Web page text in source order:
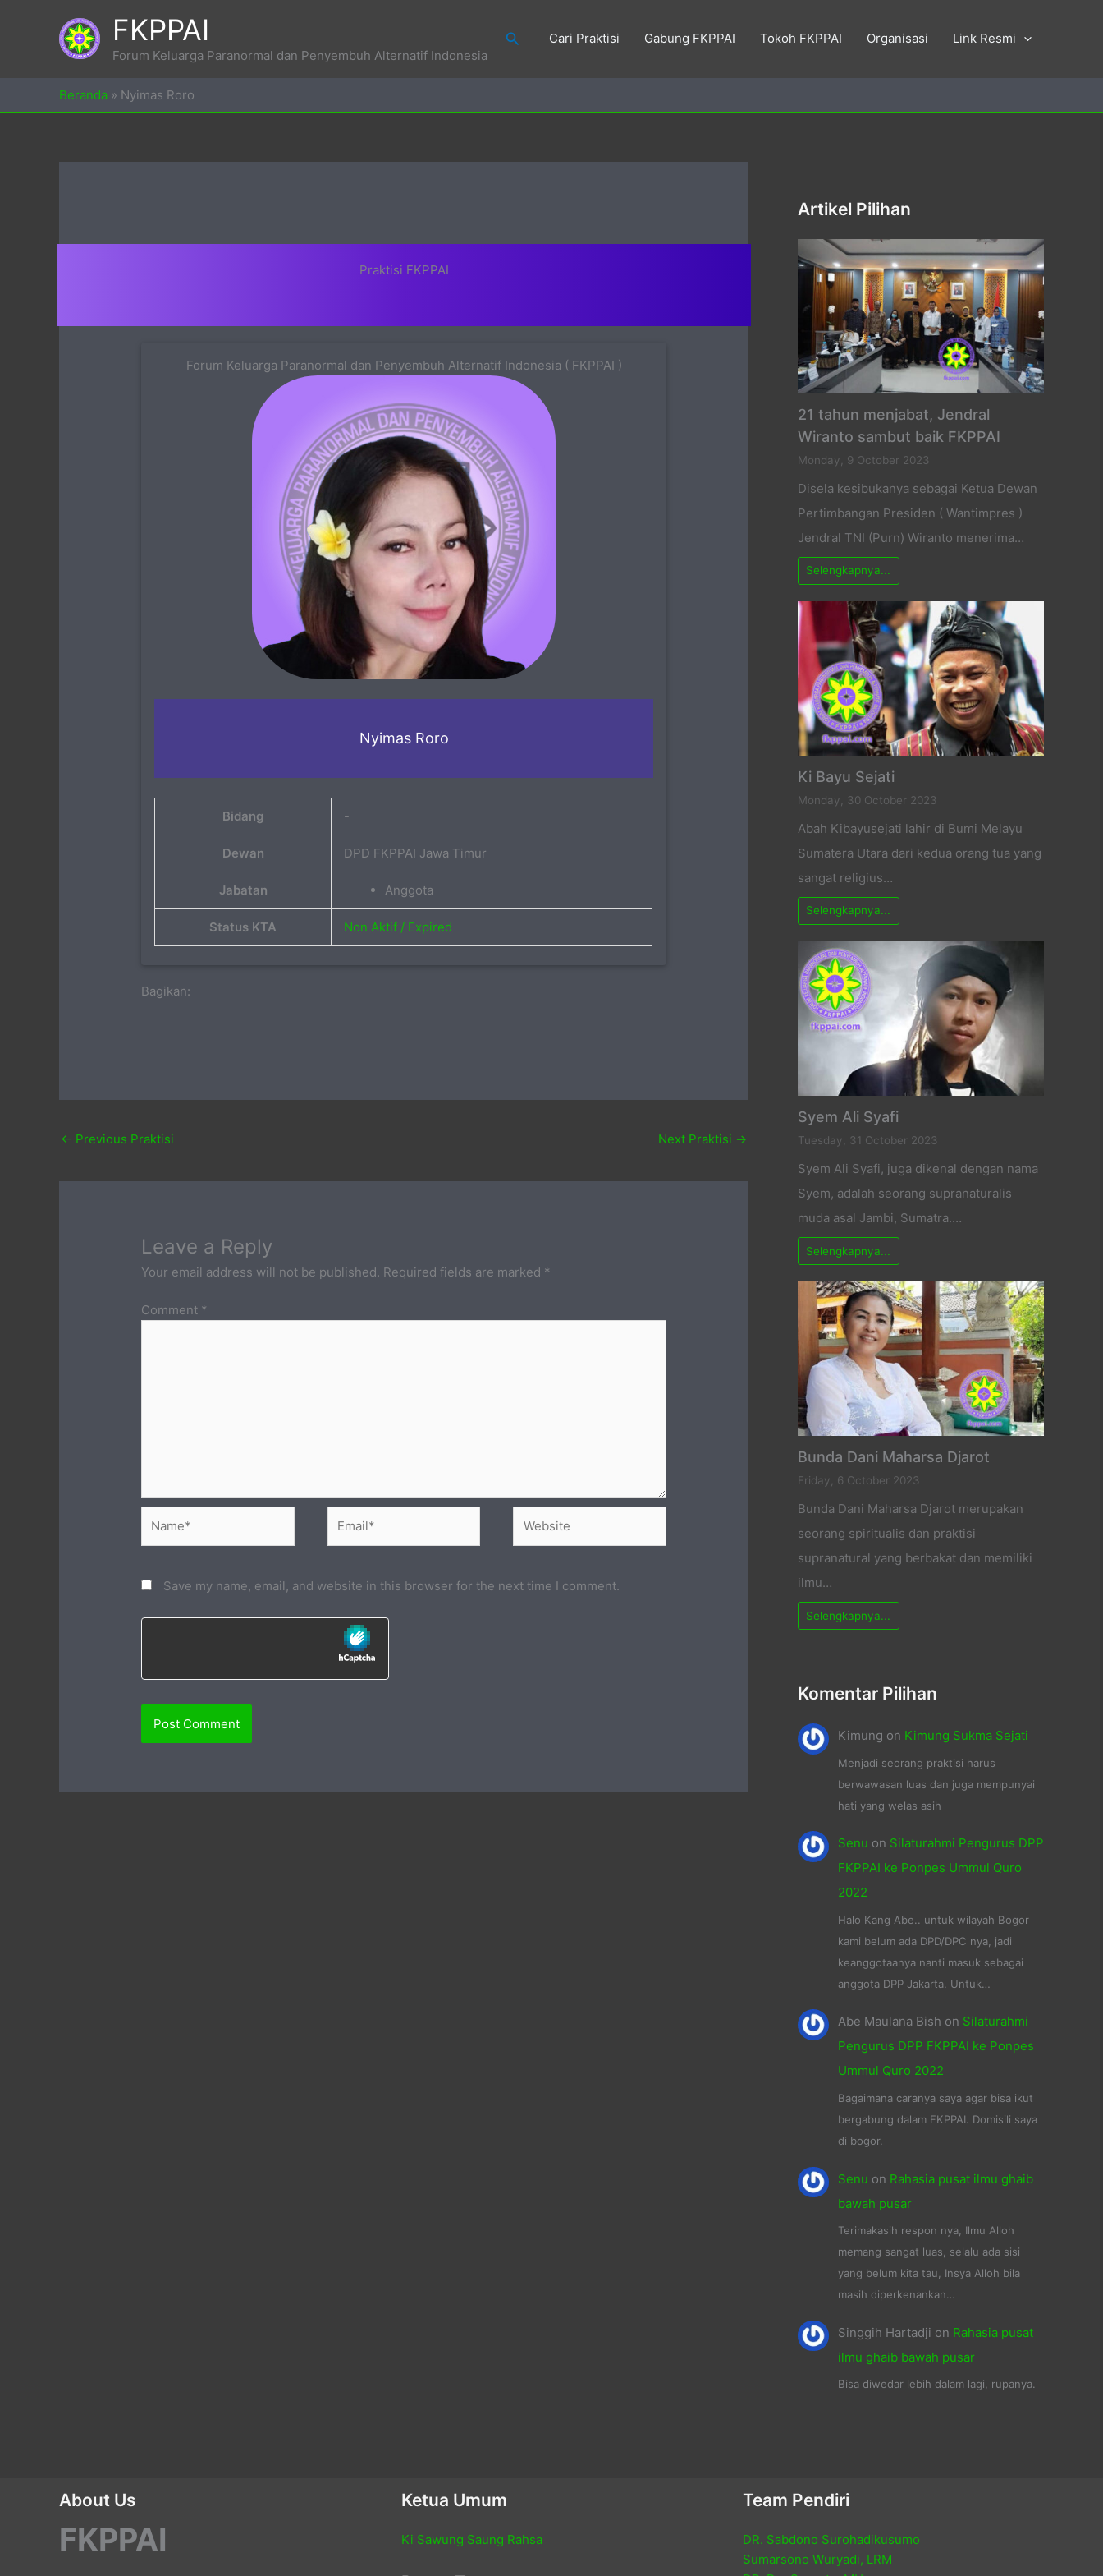
FKPPAI
Forum Keluarga Paranormal dan Penyembuh Alternatif Indonesia
SearchCari Praktisi Gabung FKPPAI Tokoh FKPPAI Organisasi Link Resmi
Beranda » Nyimas Roro
Praktisi FKPPAI
Forum Keluarga Paranormal dan Penyembuh Alternatif Indonesia ( FKPPAI )
Nyimas Roro
Bidang -
Dewan DPD FKPPAI Jawa Timur
Jabatan Anggota
Status KTA Non Aktif / Expired
Bagikan:
← Previous Praktisi Next Praktisi →
Leave a Reply
Your email address will not be published. Required fields are marked *
Comment *
Save my name, email, and website in this browser for the next time I comment.
Artikel Pilihan
21 tahun menjabat, Jendral
Wiranto sambut baik FKPPAI
Monday, 9 October 2023
Disela kesibukanya sebagai Ketua Dewan
Pertimbangan Presiden ( Wantimpres )
Jendral TNI (Purn) Wiranto menerima…
Selengkapnya...
Ki Bayu Sejati
Monday, 30 October 2023
Abah Kibayusejati lahir di Bumi Melayu
Sumatera Utara dari kedua orang tua yang
sangat religius…
Selengkapnya...
Syem Ali Syafi
Tuesday, 31 October 2023
Syem Ali Syafi, juga dikenal dengan nama
Syem, adalah seorang supranaturalis
muda asal Jambi, Sumatra.…
Selengkapnya...
Bunda Dani Maharsa Djarot
Friday, 6 October 2023
Bunda Dani Maharsa Djarot merupakan
seorang spiritualis dan praktisi
supranatural yang berbakat dan memiliki
ilmu…
Selengkapnya...
Komentar Pilihan
Kimung on Kimung Sukma Sejati
Menjadi seorang praktisi harus
berwawasan luas dan juga mempunyai
hati yang welas asih
Senu on Silaturahmi Pengurus DPP
FKPPAI ke Ponpes Ummul Quro
2022
Halo Kang Abe.. untuk wilayah Bogor
kami belum ada DPD/DPC nya, jadi
keanggotaanya nanti masuk sebagai
anggota DPP Jakarta. Untuk…
Abe Maulana Bish on Silaturahmi
Pengurus DPP FKPPAI ke Ponpes
Ummul Quro 2022
Bagaimana caranya saya agar bisa ikut
bergabung dalam FKPPAI. Domisili saya
di bogor.
Senu on Rahasia pusat ilmu ghaib
bawah pusar
Terimakasih respon nya, Ilmu Alloh
memang sangat luas, selalu ada sisi
yang belum kita tau, Insya Alloh bila
masih diperkenankan…
Singgih Hartadji on Rahasia pusat
ilmu ghaib bawah pusar
Bisa diwedar lebih dalam lagi, rupanya.
About Us
FKPPAI
Ketua Umum
Ki Sawung Saung Rahsa
Team Pendiri
DR. Sabdono Surohadikusumo
Sumarsono Wuryadi, LRM